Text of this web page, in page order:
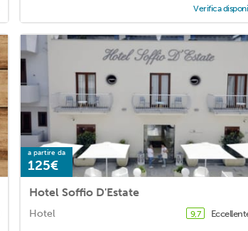
Verifica
a partire da
125€
Hotel Soffio D'Estate
Hotel 9,7